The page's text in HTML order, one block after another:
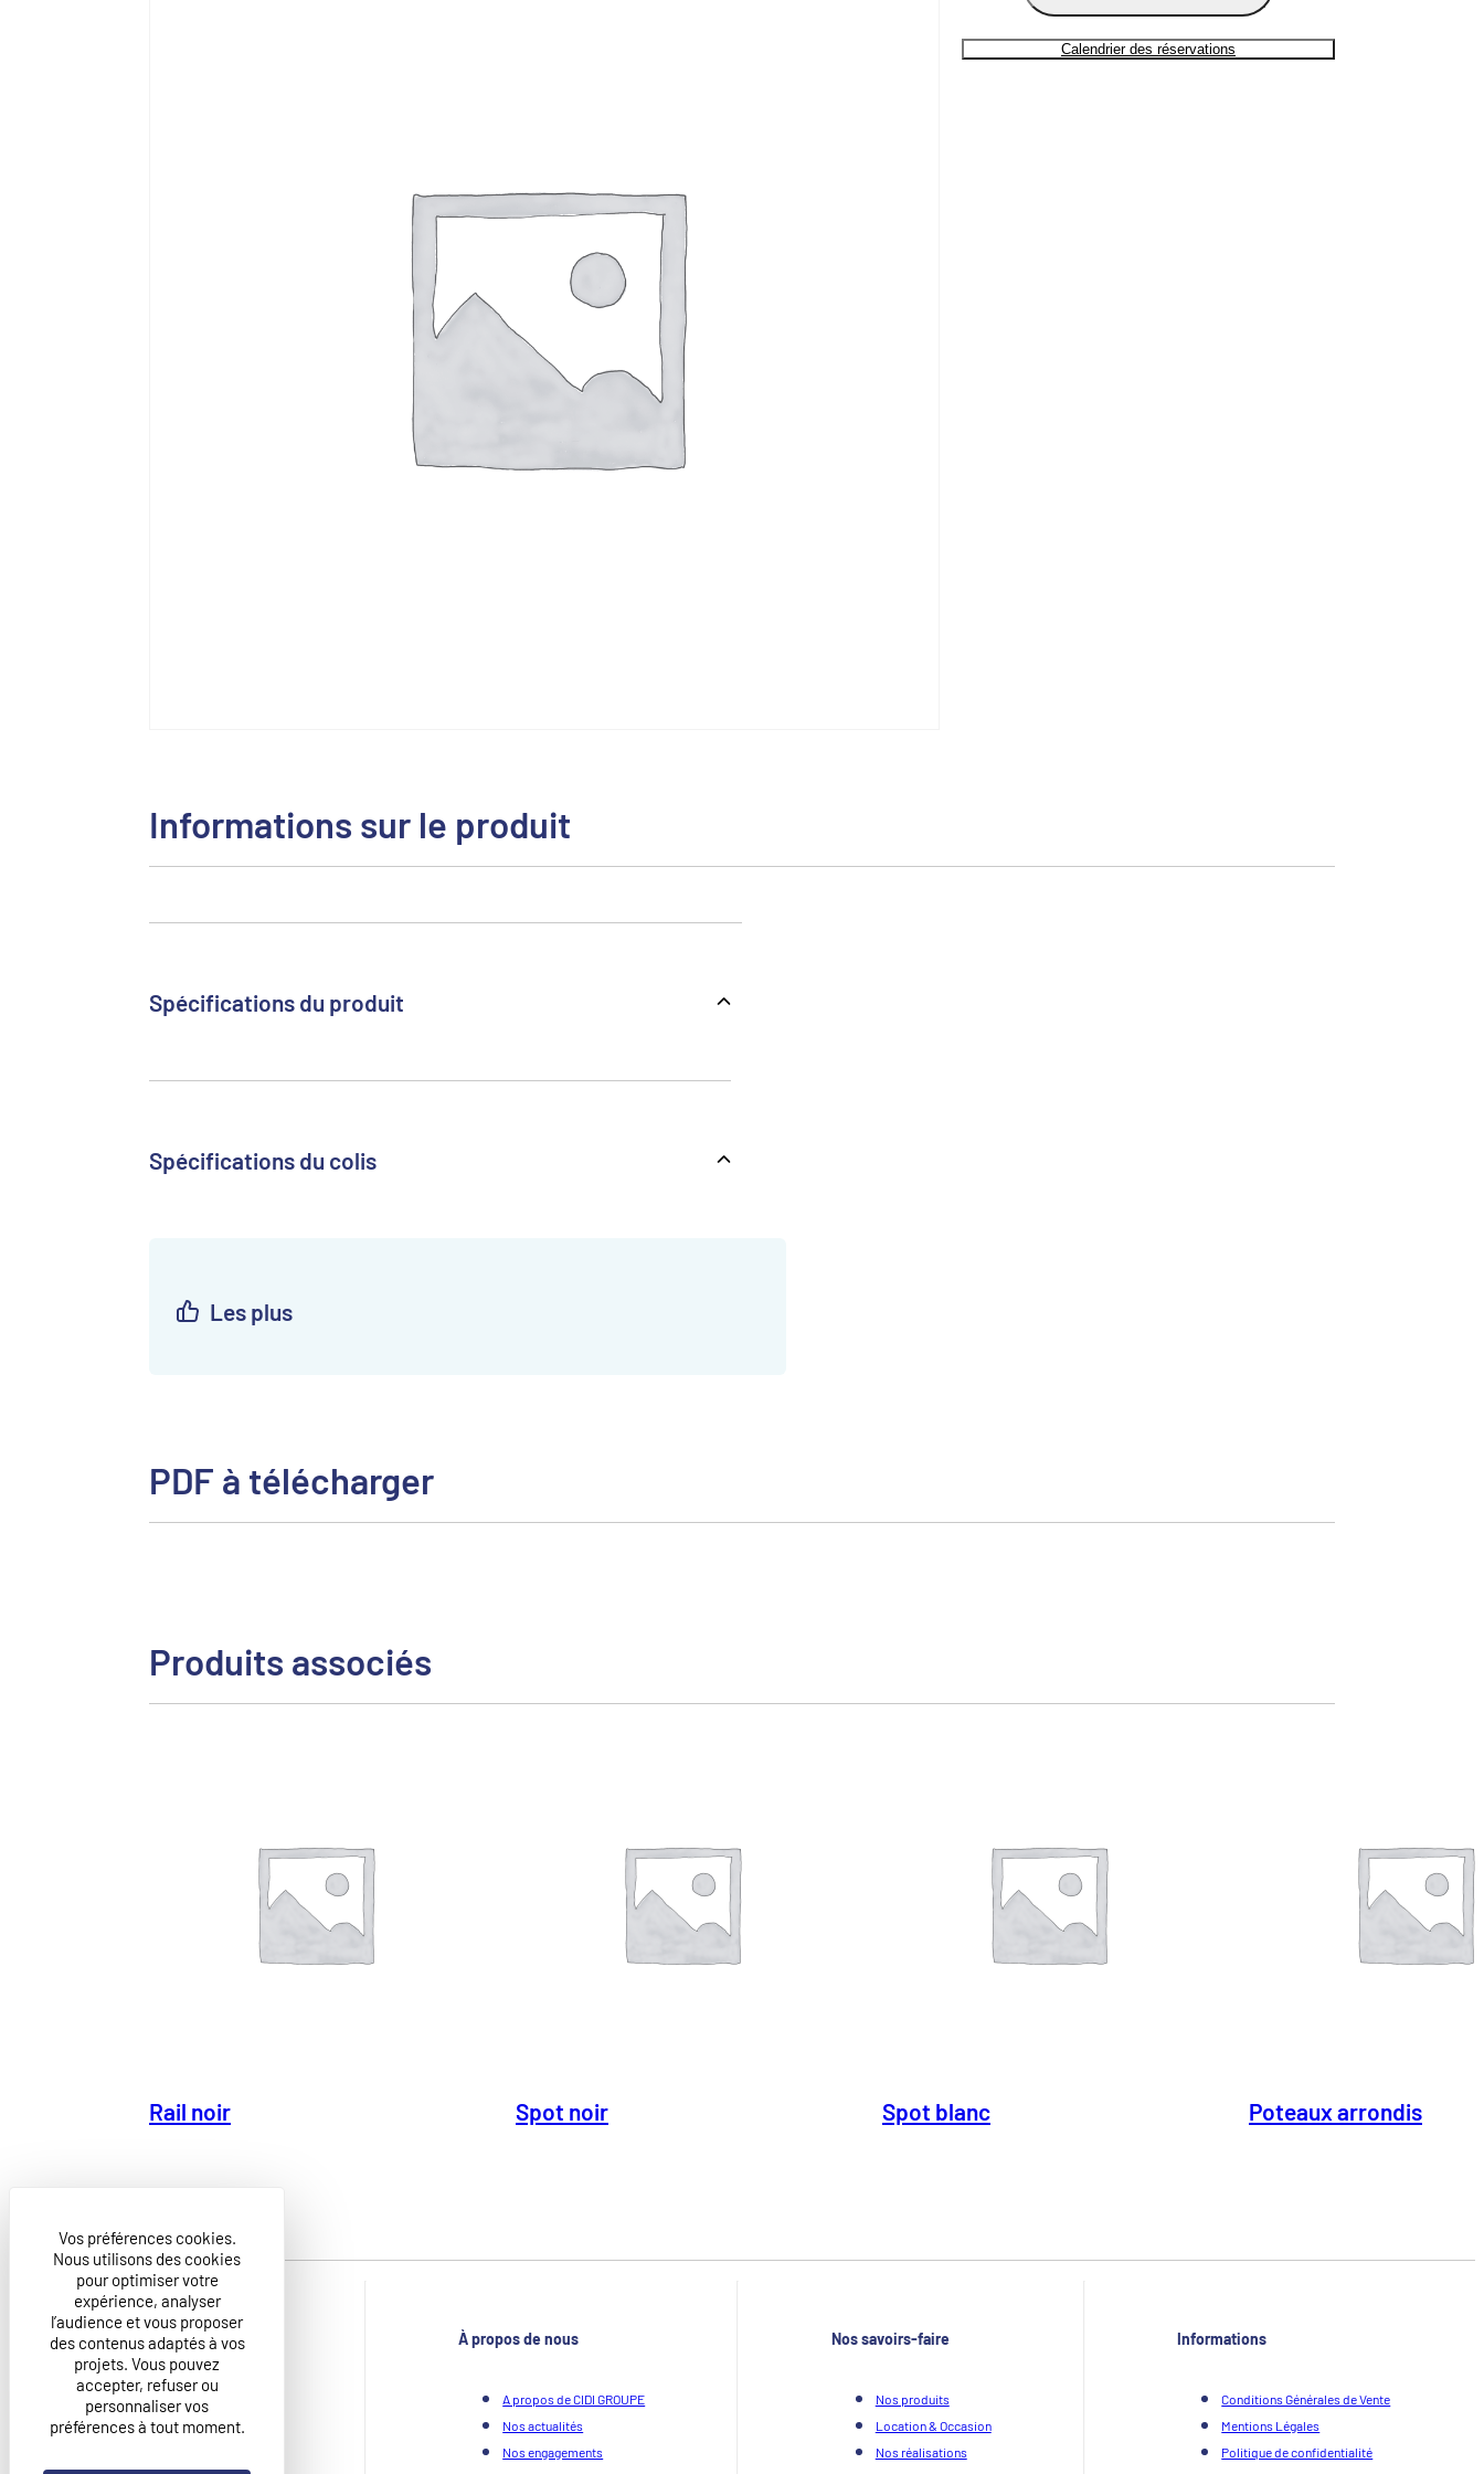
Vos préférences cookies.
Nous utilisons des cookies
pour optimiser votre
expérience, analyser
l’audience et vous proposer
des contenus adaptés à vos
projets. Vous pouvez
accepter, refuser ou
personnaliser vos
préférences à tout moment.
Calendrier des réservations
Informations sur le produit
Spécifications du produit
Spécifications du colis
Les plus
PDF à télécharger
Produits associés
Rail noir Spot noir Spot blanc Poteaux arrondis
CIDI GROUPE
ZAC Bois Briard 8 rue de la Mare Neuve,
91080 – Courcouronnes, France
+33 1 60 87 16 00
À propos de nous
A propos de CIDI GROUPE
Nos actualités
Nos engagements
Nos savoirs-faire
Nos produits
Location & Occasion
Nos réalisations
Informations
Conditions Générales de Vente
Mentions Légales
Politique de confidentialité